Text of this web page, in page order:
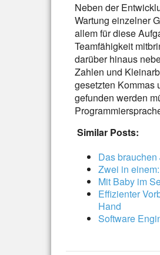
Neben der
Wartung einzelner
allem für diese
Teamfähigkeit
darüber hinaus
Zahlen und
gesetzten Kommas
gefunden werden
Similar Posts:
Das
Zwei in
Mit Baby im
Effizienter
Hand
Software